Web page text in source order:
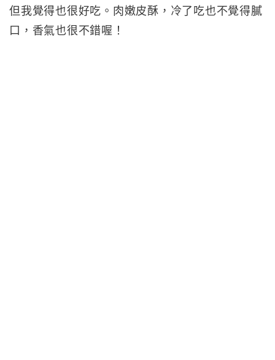
但我覺得也很好吃。肉嫩皮酥，冷了吃也不覺得膩
口，香氣也很不錯喔！